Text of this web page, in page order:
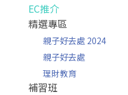
EC推介
精選專區
親子好去處 2024
親子好去處
理財教育
補習班